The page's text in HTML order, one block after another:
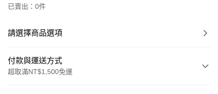
已賣出：0件
請選擇商品選項
付款與運送方式
超取滿NT$1,500免運